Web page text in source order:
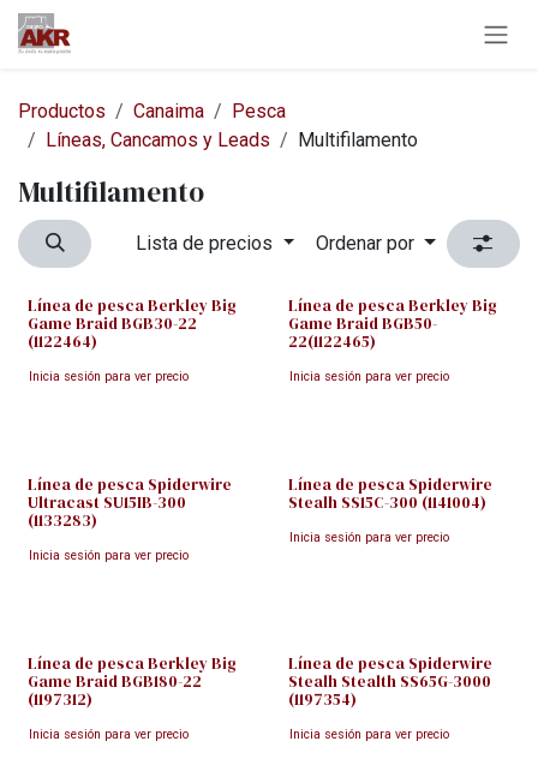
Ir al contenido
Productos Canaima
Pesca
Líneas, Cancamos y Leads
Multifilamento
Multifilamento
Lista de precios Ordenar por
Línea de pesca Berkley Big
Game Braid BGB30-22
(1122464)
Inicia sesión para ver precio
Línea de pesca Berkley Big
Game Braid BGB50-
22(1122465)
Inicia sesión para ver precio
Línea de pesca Spiderwire
Ultracast SU15IB-300
(1133283)
Inicia sesión para ver precio
Línea de pesca Spiderwire
Stealh SS15C-300 (1141004)
Inicia sesión para ver precio
Línea de pesca Berkley Big
Game Braid BGB180-22
(1197312)
Inicia sesión para ver precio
Línea de pesca Spiderwire
Stealh Stealth SS65G-3000
(1197354)
Inicia sesión para ver precio